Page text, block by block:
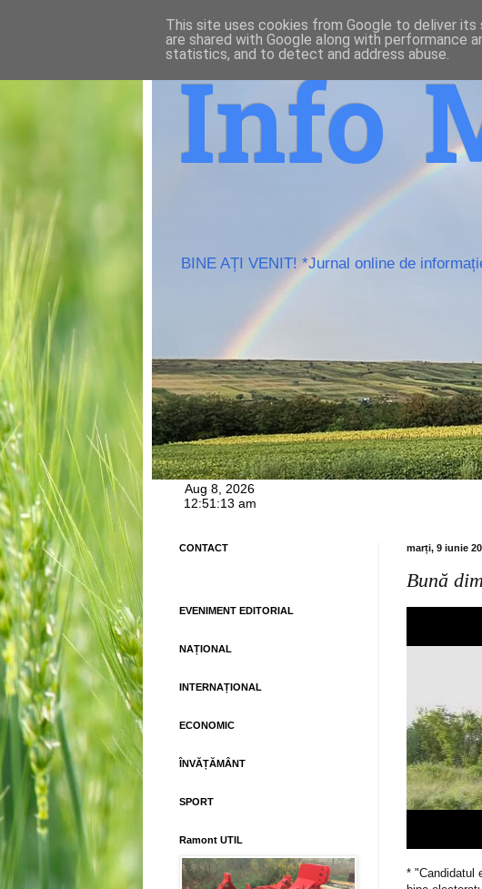
Info
BINE AȚI VENIT! *Jurnal online de
marți, 9 iunie
Bună
* "Candidatul
CONTACT
EVENIMENT EDITORIAL
NAȚIONAL
INTERNAȚIONAL
ECONOMIC
ÎNVĂȚĂMÂNT
SPORT
Ramont UTIL
This site uses cookies from Google to deliver
are shared with Google along with performance
statistics, and to detect and address abuse.